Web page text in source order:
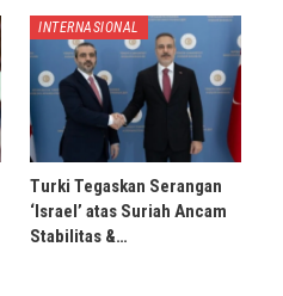
INTERNASIONAL
Turki Tegaskan Serangan
‘Israel’ atas Suriah Ancam
Stabilitas &…